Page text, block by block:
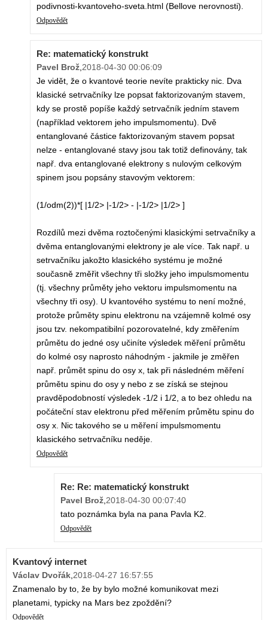
podivnosti-kvantoveho-sveta.html (Bellove nerovnosti).
Odpovědět
Re: matematický konstrukt
Pavel Brož,2018-04-30 00:06:09
Je vidět, že o kvantové teorie nevíte prakticky nic. Dva
klasické setrvačníky lze popsat faktorizovaným stavem,
kdy se prostě popíše každý setrvačník jedním stavem
(například vektorem jeho impulsmomentu). Dvě
entanglované částice faktorizovaným stavem popsat
nelze - entanglované stavy jsou tak totiž definovány, tak
např. dva entanglované elektrony s nulovým celkovým
spinem jsou popsány stavovým vektorem:
(1/odm(2))*[ |1/2> |-1/2> - |-1/2> |1/2> ]
Rozdílů mezi dvěma roztočenými klasickými setrvačníky a
dvěma entanglovanými elektrony je ale více. Tak např. u
setrvačníku jakožto klasického systému je možné
současně změřit všechny tři složky jeho impulsmomentu
(tj. všechny průměty jeho vektoru impulsmomentu na
všechny tři osy). U kvantového systému to není možné,
protože průměty spinu elektronu na vzájemně kolmé osy
jsou tzv. nekompatibilní pozorovatelné, kdy změřením
průmětu do jedné osy učiníte výsledek měření průmětu
do kolmé osy naprosto náhodným - jakmile je změřen
např. průmět spinu do osy x, tak při následném měření
průmětu spinu do osy y nebo z se získá se stejnou
pravděpodobností výsledek -1/2 i 1/2, a to bez ohledu na
počáteční stav elektronu před měřením průmětu spinu do
osy x. Nic takového se u měření impulsmomentu
klasického setrvačníku neděje.
Odpovědět
Re: Re: matematický konstrukt
Pavel Brož,2018-04-30 00:07:40
tato poznámka byla na pana Pavla K2.
Odpovědět
Kvantový internet
Václav Dvořák,2018-04-27 16:57:55
Znamenalo by to, že by bylo možné komunikovat mezi
planetami, typicky na Mars bez zpoždění?
Odpovědět